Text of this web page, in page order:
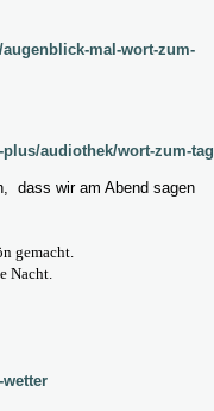
mal-wort-zum-
audiothek/wort-zum-tag
dass wir am Abend sagen
gemacht.
Nacht.